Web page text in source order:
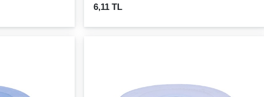
6,11 TL